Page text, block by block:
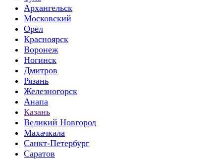
Архангельск
Московский
Орел
Красноярск
Воронеж
Ногинск
Дмитров
Рязань
Железногорск
Анапа
Казань
Великий Новгород
Махачкала
Санкт-Петербург
Саратов